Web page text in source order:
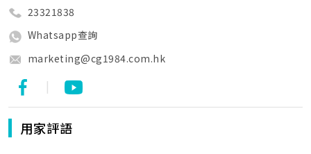
23321838
Whatsapp查詢
marketing@cg1984.com.hk
|
用家評語